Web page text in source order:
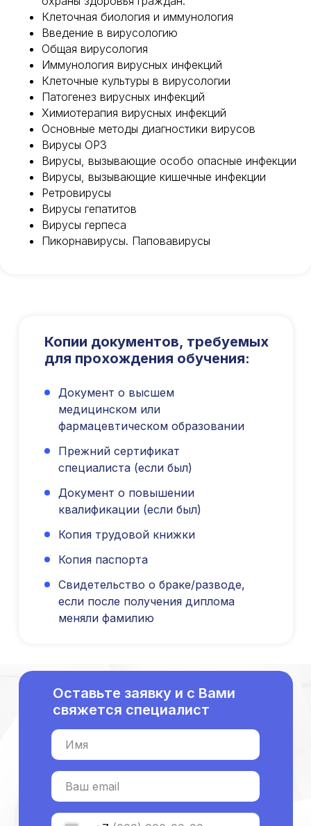
Клеточная биология и иммунология
Введение в вирусологию
Общая вирусология
Иммунология вирусных инфекций
Клеточные культуры в вирусологии
Патогенез вирусных инфекций
Химиотерапия вирусных инфекций
Основные методы диагностики вирусов
Вирусы ОРЗ
Вирусы, вызывающие особо опасные инфекции
Вирусы, вызывающие кишечные инфекции
Ретровирусы
Вирусы гепатитов
Вирусы герпеса
Пикорнавирусы. Паповавирусы
Документ о высшем
медицинском или
фармацевтическом образовании
Прежний сертификат
специалиста (если был)
Документ о повышении
квалификации (если был)
Копия трудовой книжки
Копия паспорта
Свидетельство о браке/разводе,
если после получения диплома
меняли фамилию
Копии документов, требуемых
для прохождения обучения:
Имя
Ваш email
Оставьте заявку и с Вами
свяжется специалист
©2026 ООО «МЦ МФО» МОСКВА
Международный центр медицинского
Политика конфиденциальности
Проверить лицензию
Юридический адрес: 107031, г.Москва, вн.тер.г.
Муниципальный Округ Мещанский, ул Кузнецкий
Мост, д. 19, стр.2
Оферта об образовательных услугах
Публичная оферта
info@kursmedik.ru
Повышение квалификации
Для фармацевтов
Для биологов
С высшим образованием
Новые курсы
Аккредитация
Подготовка документов
Прохождение тестов по клиническим
рекомендациям на портале НМО
Сопровождение первичной
специализированной аккредитации
Категория «под ключ»
Периодическая аккредитация «под ключ»